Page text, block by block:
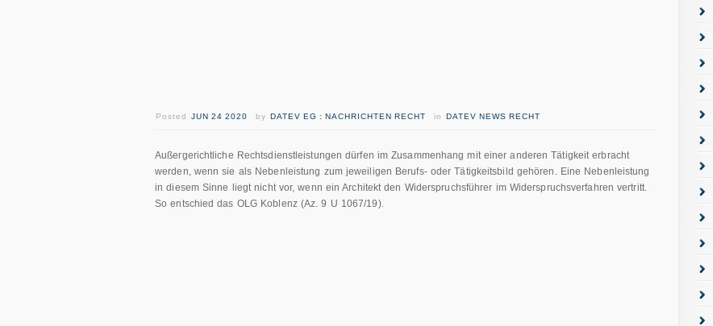
Posted JUN 24 2020 by DATEV EG : NACHRICHTEN RECHT in DATEV NEWS RECHT
Außergerichtliche Rechtsdienstleistungen dürfen im Zusammenhang mit einer anderen Tätigkeit erbracht
werden, wenn sie als Nebenleistung zum jeweiligen Berufs- oder Tätigkeitsbild gehören. Eine Nebenleistung
in diesem Sinne liegt nicht vor, wenn ein Architekt den Widerspruchsführer im Widerspruchsverfahren vertritt.
So entschied das OLG Koblenz (Az. 9 U 1067/19).